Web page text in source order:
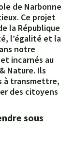
de Narbonne
Ce projet
la République
l’égalité et la
notre
incarnés au
Nature. Ils
à transmettre,
des citoyens
sous